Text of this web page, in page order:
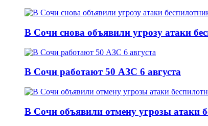
В Сочи снова объявили угрозу атаки
В Сочи работают 50 АЗС 6 августа
В Сочи объявили отмену угрозы атаки